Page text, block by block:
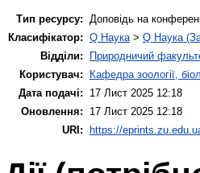
Тип ресурсу: Доповідь на
Класифікатор: Q Наука> Q Наука
Відділи:
Природничий
Користувач:
Кафедра зоології,
Дата подачі:
17 Лист 2025 12:18
Оновлення:
17 Лист 2025 12:18
URI:
https://